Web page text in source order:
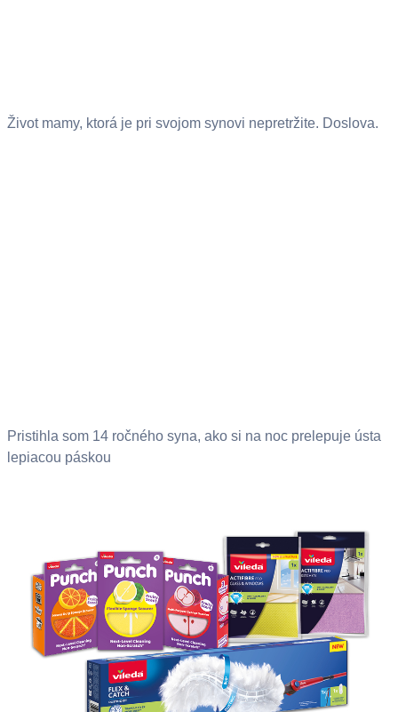
Život mamy, ktorá je pri svojom synovi nepretržite. Doslova.
Pristihla som 14 ročného syna, ako si na noc prelepuje ústa
lepiacou páskou